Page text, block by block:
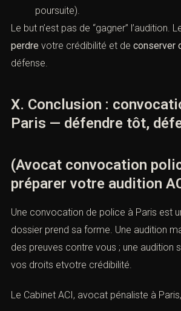
poursuite).
Le but n’est pas de “gagner” l’audition.
perdre votre crédibilité et de conserver
défense.
X. Conclusion :
Paris — défendre tôt,
(Avocat convocation
préparer votre audition
Une convocation de police à Paris est
dossier prend sa forme. Une audition
des preuves contre vous ; une audition
vos droits etvotre crédibilité.
Le Cabinet ACI, avocat pénaliste à